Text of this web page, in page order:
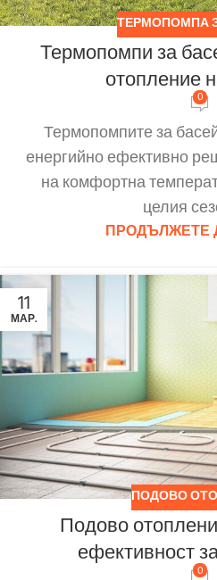
ТЕРМОПОМПА
Термопомпи за
отопление
0
Термопомпите за
енергийно ефективно
на комфортна
целия
ПРОДЪЛЖЕТЕ
11
МАР.
ПОДОВО
Подово
ефективност
0